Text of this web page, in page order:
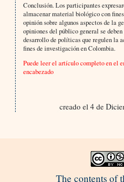
Conclusión. Los participantes
almacenar material biológico con
opinión sobre algunos aspectos de la
opiniones del público general se
desarrollo de políticas que regulen la
fines de investigación en Colombia.
Puede leer el artículo completo en el
encabezado
creado el 4 de
The contents of